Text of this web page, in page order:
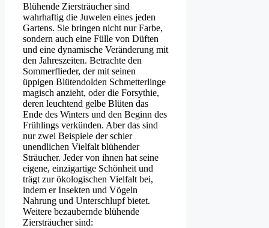
Blühende Ziersträucher sind
wahrhaftig die Juwelen eines jeden
Gartens. Sie bringen nicht nur Farbe,
sondern auch eine Fülle von Düften
und eine dynamische Veränderung mit
den Jahreszeiten. Betrachte den
Sommerflieder, der mit seinen
üppigen Blütendolden Schmetterlinge
magisch anzieht, oder die Forsythie,
deren leuchtend gelbe Blüten das
Ende des Winters und den Beginn des
Frühlings verkünden. Aber das sind
nur zwei Beispiele der schier
unendlichen Vielfalt blühender
Sträucher. Jeder von ihnen hat seine
eigene, einzigartige Schönheit und
trägt zur ökologischen Vielfalt bei,
indem er Insekten und Vögeln
Nahrung und Unterschlupf bietet.
Weitere bezaubernde blühende
Ziersträucher sind: